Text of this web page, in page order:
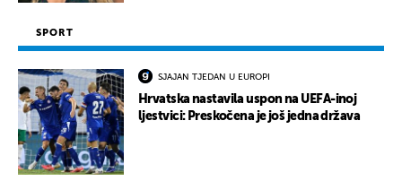
SPORT
SJAJAN TJEDAN U EUROPI
Hrvatska nastavila uspon na UEFA-inoj
ljestvici: Preskočena je još jedna država